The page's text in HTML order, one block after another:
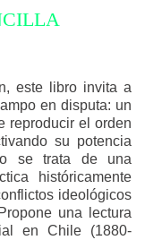
este libro invita a
en disputa: un
reproducir el orden
su potencia
se trata de una
históricamente
ideológicos
una lectura
en Chile (1880-